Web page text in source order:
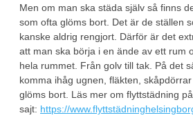
Men om man ska städa själv så finns
som ofta glöms bort. Det är de ställen
kanske aldrig rengjort. Därför är det
att man ska börja i en ände av ett rum
hela rummet. Från golv till tak. På det
komma ihåg ugnen, fläkten,
glöms bort. Läs mer om flyttstädning
sajt: https://